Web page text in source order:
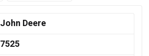
John Deere
7525